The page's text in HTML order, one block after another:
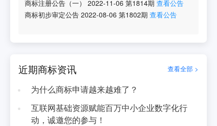
商标注册公告（一） 2022-11-06 第1814期 查看公告
商标初步审定公告 2022-08-06 第1802期 查看公告
近期商标资讯 查看全部 >
为什么商标申请越来越难了？
互联网基础资源赋能百万中小企业数字化行
动，诚邀您的参与！